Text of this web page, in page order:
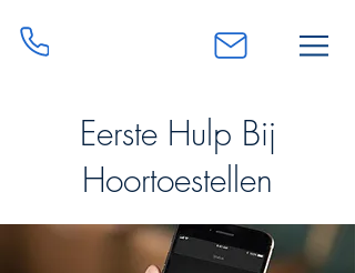
Eerste Hulp Bij
Hoortoestellen